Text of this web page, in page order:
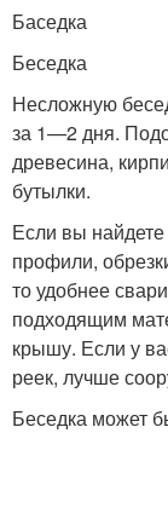
Баседка
Беседка
Несложную
за 1—2 дня.
древесина,
бутылки.
Если вы
профили,
то удобнее
подходящим
крышу. Если у
реек, лучше
Беседка может